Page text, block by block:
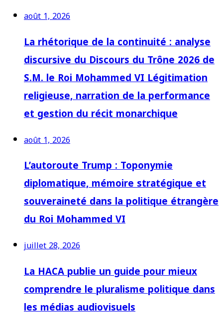
août 1, 2026
La rhétorique de la continuité : analyse
discursive du Discours du Trône 2026 de
S.M. le Roi Mohammed VI Légitimation
religieuse, narration de la performance
et gestion du récit monarchique
août 1, 2026
L’autoroute Trump : Toponymie
diplomatique, mémoire stratégique et
souveraineté dans la politique étrangère
du Roi Mohammed VI
juillet 28, 2026
La HACA publie un guide pour mieux
comprendre le pluralisme politique dans
les médias audiovisuels